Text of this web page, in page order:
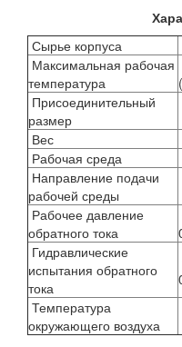
Сырье корпуса
Максимальная рабочая
температура
Присоединительный
размер
Вес
Рабочая среда
Направление подачи
рабочей среды
Рабочее давление
обратного тока
Гидравлические
испытания обратного
тока
Температура
окружающего воздуха